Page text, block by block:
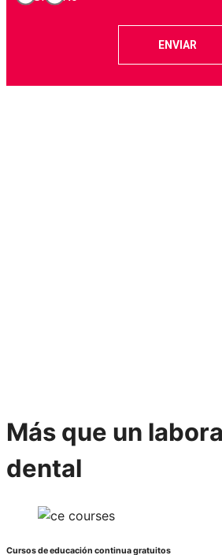
Más que un
dental
Cursos de educación continua gratuitos